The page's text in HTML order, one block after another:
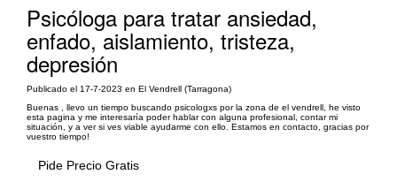
Psicóloga para tratar ansiedad,
enfado, aislamiento, tristeza,
depresión
Publicado el 17-7-2023 en El Vendrell (Tarragona)
Buenas , llevo un tiempo buscando psicologxs por la zona de el vendrell, he visto
esta pagina y me interesaría poder hablar con alguna profesional, contar mi
situación, y a ver si ves viable ayudarme con ello. Estamos en contacto, gracias por
vuestro tiempo!
Pide Precio Gratis